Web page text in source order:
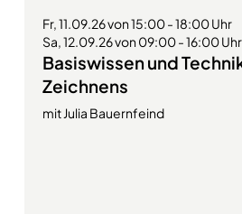
Fr, 11.09.26 von 15:00 - 18:00 Uhr
Sa, 12.09.26 von 09:00 - 16:00 Uhr
Basiswissen und
Zeichnens
mit Julia Bauernfeind